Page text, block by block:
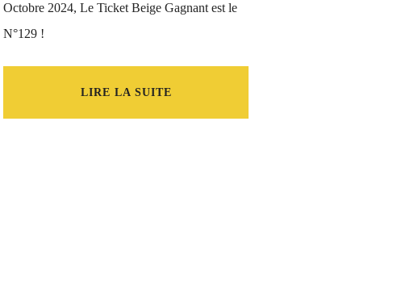
Octobre 2024, Le Ticket Beige Gagnant est le
N°129 !
LIRE LA SUITE